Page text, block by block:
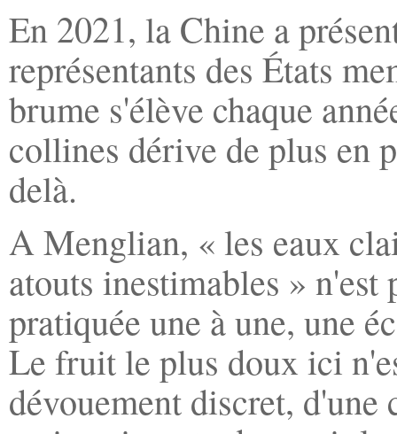
En 2021, la Chine a
représentants des États
brume s'élève chaque
collines dérive de plus en
delà.
A Menglian, « les eaux
atouts inestimables » n'est
pratiquée une à une, une
Le fruit le plus doux ici
dévouement discret,